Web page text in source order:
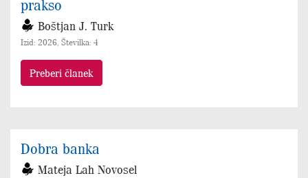
prakso
Boštjan J. Turk
Izid: 2026, Številka: 4
Preberi članek
Dobra banka
Mateja Lah Novosel